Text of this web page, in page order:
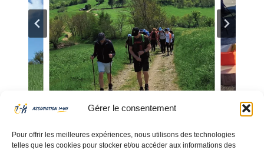
Gérer le consentement
Pour offrir les meilleures expériences, nous utilisons des technologies
telles que les cookies pour stocker et/ou accéder aux informations des